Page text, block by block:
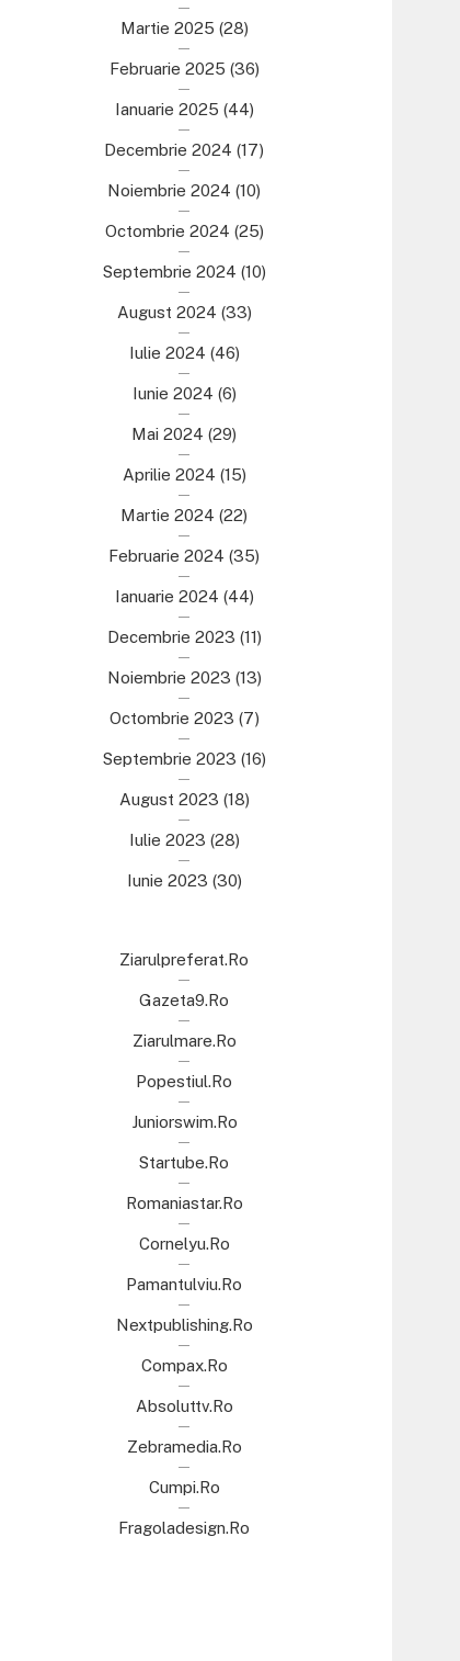
Martie 2025 (28)
Februarie 2025 (36)
Ianuarie 2025 (44)
Decembrie 2024 (17)
Noiembrie 2024 (10)
Octombrie 2024 (25)
Septembrie 2024 (10)
August 2024 (33)
Iulie 2024 (46)
Iunie 2024 (6)
Mai 2024 (29)
Aprilie 2024 (15)
Martie 2024 (22)
Februarie 2024 (35)
Ianuarie 2024 (44)
Decembrie 2023 (11)
Noiembrie 2023 (13)
Octombrie 2023 (7)
Septembrie 2023 (16)
August 2023 (18)
Iulie 2023 (28)
Iunie 2023 (30)
Ziarulpreferat.ro
Gazeta9.ro
Ziarulmare.ro
Popestiul.ro
Juniorswim.ro
Startube.ro
Romaniastar.ro
Cornelyu.ro
Pamantulviu.ro
Nextpublishing.ro
Compax.ro
Absoluttv.ro
Zebramedia.ro
Cumpi.ro
Fragoladesign.ro